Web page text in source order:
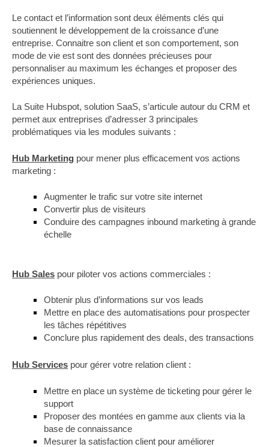
Le contact et l’information sont deux éléments clés qui
soutiennent le développement de la croissance d’une
entreprise. Connaitre son client et son comportement, son
mode de vie est sont des données précieuses pour
personnaliser au maximum les échanges et proposer des
expériences uniques.
La Suite Hubspot, solution SaaS, s’articule autour du CRM et
permet aux entreprises d’adresser 3 principales
problématiques via les modules suivants :
Hub Marketing pour mener plus efficacement vos actions
marketing :
Augmenter le trafic sur votre site internet
Convertir plus de visiteurs
Conduire des campagnes inbound marketing à grande
échelle
Hub Sales pour piloter vos actions commerciales :
Obtenir plus d’informations sur vos leads
Mettre en place des automatisations pour prospecter
les tâches répétitives
Conclure plus rapidement des deals, des transactions
Hub Services pour gérer votre relation client :
Mettre en place un système de ticketing pour gérer le
support
Proposer des montées en gamme aux clients via la
base de connaissance
Mesurer la satisfaction client pour améliorer